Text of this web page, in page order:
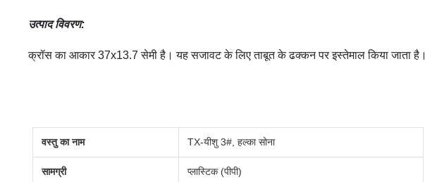
उत्पाद विवरण:
क्रॉस का आकार 37x13.7 सेमी है। यह सजावट के लिए ताबूत के ढक्कन पर इस्तेमाल किया जाता है।
वस्तु का नाम TX-यीशु 3#, हल्का सोना
सामग्री प्लास्टिक (पीपी)